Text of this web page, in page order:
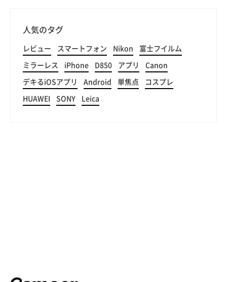
人気のタグ
レビュー スマートフォン Nikon 富士フイルム
ミラーレス iPhone D850 アプリ Canon
デキるiOSアプリ Android 単焦点 コスプレ
HUAWEI SONY Leica